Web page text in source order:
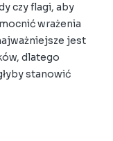
czy flagi, aby
wrażenia
jest
dlatego
stanowić